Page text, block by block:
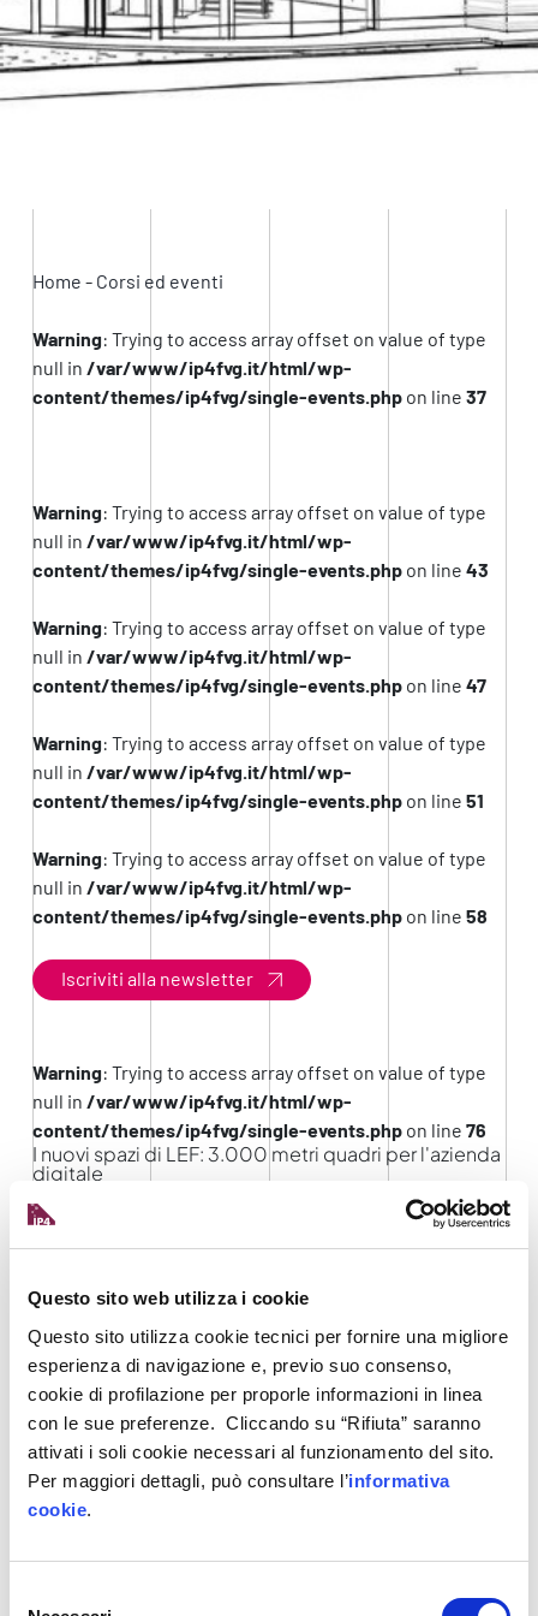
Questo sito web utilizza i cookie
Questo sito utilizza cookie tecnici per fornire una migliore
esperienza di navigazione e, previo suo consenso,
cookie di profilazione per proporle informazioni in linea
con le sue preferenze. Cliccando su “Rifiuta” saranno
attivati i soli cookie necessari al funzionamento del sito.
Per maggiori dettagli, può consultare l’informativa
cookie.
Home - Corsi ed eventi
Warning: Trying to access array offset on value of type
null in /var/www/ip4fvg.it/html/wp-
content/themes/ip4fvg/single-events.phpon line 37
Warning: Trying to access array offset on value of type
null in /var/www/ip4fvg.it/html/wp-
content/themes/ip4fvg/single-events.phpon line 43
Warning: Trying to access array offset on value of type
null in /var/www/ip4fvg.it/html/wp-
content/themes/ip4fvg/single-events.phpon line 47
Warning: Trying to access array offset on value of type
null in /var/www/ip4fvg.it/html/wp-
content/themes/ip4fvg/single-events.phpon line 51
Warning: Trying to access array offset on value of type
null in /var/www/ip4fvg.it/html/wp-
content/themes/ip4fvg/single-events.phpon line 58
Iscriviti alla newsletter
Warning: Trying to access array offset on value of type
null in /var/www/ip4fvg.it/html/wp-
content/themes/ip4fvg/single-events.phpon line 76
I nuovi spazi di LEF: 3.000 metri quadri per l'azienda
digitale
Lunedì 19 luglio 2021 – ore 11.00
Uno spazio di 3.000 metri quadrati
esclusivi programmi di
in presenza e da remoto. Un’azienda digitale
modello
con processi reali, ambienti di back-
office e operatori che simulano le attività di una
vera e propria impresa, facendo comprendere
tutte le fasi della trasformazione digitale.
esperienziale in cui ha sede anche ilnodo di